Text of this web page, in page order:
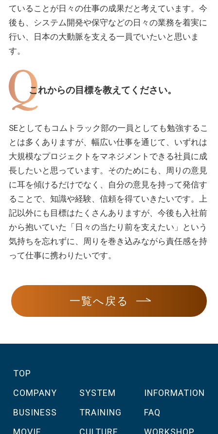
ていることが日々の仕事の成果だと考えています。今
後も、システム開発や保守などの日々の業務を着実に
行い、日本の大動脈を支える一員でいたいと思いま
す。
これからの目標を教えてください。
SEとしてもコムトラック部の一員としても勉強するこ
とは多くありますが、幅広い仕事を通じて、いずれは
大規模なプロジェクトをマネジメントできる社員に成
長したいと思っています。そのためにも、周りの意見
に耳を傾けるだけでなく、自分の意見を持って発信す
ることで、知識や経験、信頼を得ていきたいです。上
記以外にも目標はたくさんありますが、今後も入社前
から抱いていた「日々の当たり前を支えたい」という
気持ちを忘れずに、周りを巻き込みながら責任感を持
って仕事に携わりたいです。
一覧へ戻る
TOP
COMPANY
BUSINESS
MOVIE
SYSTEM
TRAINING
CULTURE
INFORMATION
FAQ
WORKSHOP